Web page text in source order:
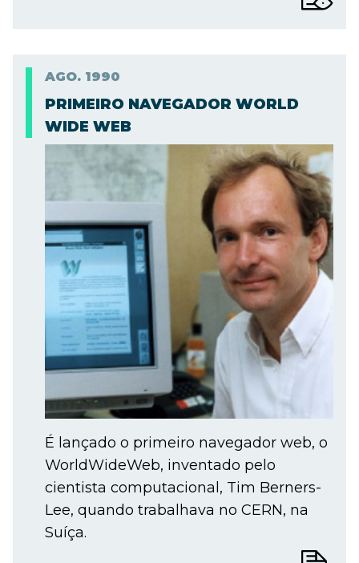
AGO. 1990
PRIMEIRO NAVEGADOR WORLD
WIDE WEB
É lançado o primeiro navegador web, o
WorldWideWeb, inventado pelo
cientista computacional, Tim Berners-
Lee, quando trabalhava no CERN, na
Suíça.